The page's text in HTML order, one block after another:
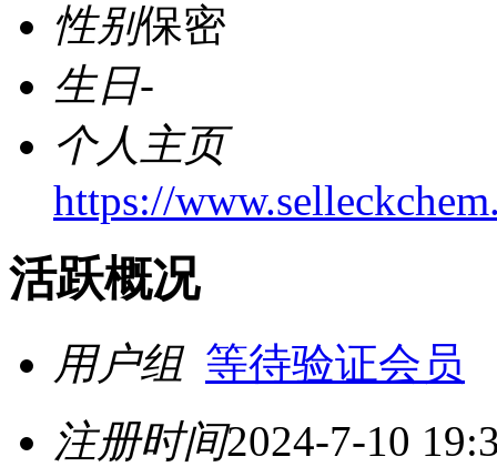
性别保密
生日-
个人主页
https://
活跃概况
用户组 等待验证会员
注册时间2024-7-10